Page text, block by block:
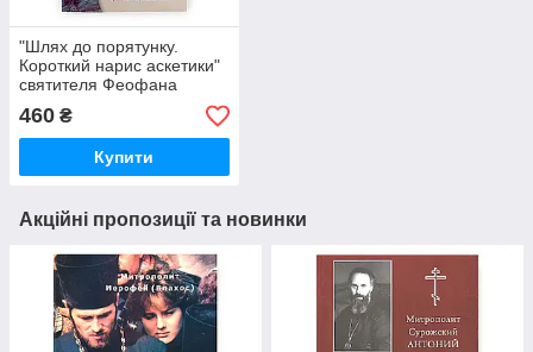
"Шлях до порятунку.
Короткий нарис аскетики"
святителя Феофана
Затворника
460 ₴
Купити
Акційні пропозиції та новинки